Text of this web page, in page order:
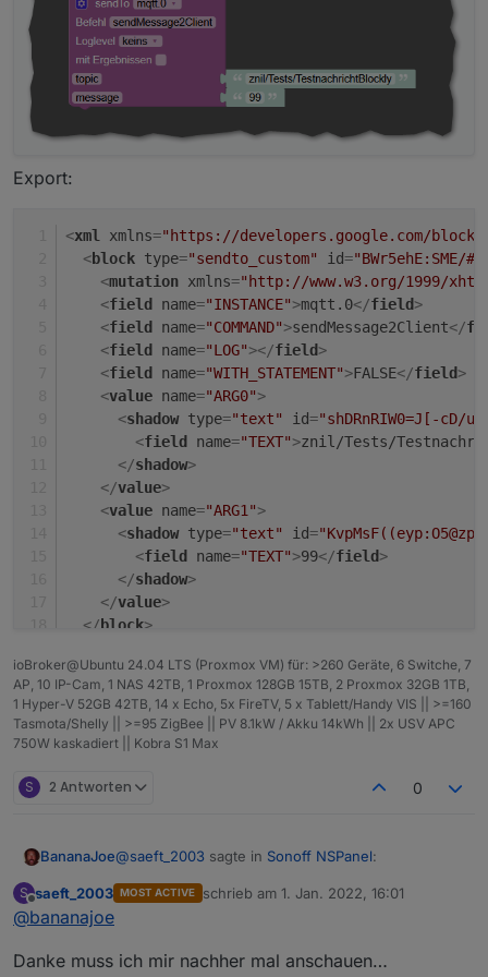
Den Status von den Widgets bekomme ich über
einen mqtt string in den iobroker. Da bin ich aber
noch nicht weit. Das mag auch daran liegen, dass
ich kein mqtt Profi bin 🙈 aber zusammen mit
Tasmota doch eine schöne Spielerei…
https://share.icloud.com/photos/006DeLV9iMId4u2
dfIsu3TcSg
Export:
<xml xmlns="https://developers.google.com/
<block type="sendto_custom" id="BWr5ehE:SME/
<mutation xmlns="http://www.w3.org/1999/
<field name="INSTANCE">mqtt.0</field>
<field name="COMMAND">sendMessage2Client</
<field name="LOG"></field>
<field name="WITH_STATEMENT">FALSE</field>
<value name="ARG0">
<shadow type="text" id="shDRnRIW0=J[-cD/
<field name="TEXT">znil/Tests/
</shadow>
</value>
<value name="ARG1">
<shadow type="text" id=
<field name="TEXT">99</field>
</shadow>
</value>
</block>
ioBroker@Ubuntu 24.04 LTS (Proxmox VM) für: >260 Geräte, 6 Switche, 7
AP, 10 IP-Cam, 1 NAS 42TB, 1 Proxmox 128GB 15TB, 2 Proxmox 32GB 1TB,
1 Hyper-V 52GB 42TB, 14 x Echo, 5x FireTV, 5 x Tablett/Handy VIS || >=160
Tasmota/Shelly || >=95 ZigBee || PV 8.1kW / Akku 14kWh || 2x USV APC
750W kaskadiert || Kobra S1 Max
S 2 Antworten 0
BananaJoe@saeft_2003 sagte in Sonoff NSPanel:
Einfach imcmnd/Gerätename/ Topic setzen.
S
Offline
saeft_2003 MOST ACTIVE schrieb am 1. Jan. 2022, 16:01
zuletzt editiert von
@bananajoe
Danke muss ich mir nachher mal anschauen…